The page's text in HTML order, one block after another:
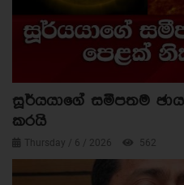
සූර්යයාගේ සමීපතම
කරයි
Thursday / 6 / 2026 562